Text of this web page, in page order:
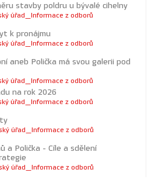
stavby poldru u bývalé cihelny
úřad_Informace z odborů
k pronájmu
úřad_Informace z odborů
aneb Polička má svou galerii pod
úřad_Informace z odborů
na rok 2026
úřad_Informace z odborů
úřad_Informace z odborů
a Polička - Cíle a sdělení
úřad_Informace z odborů